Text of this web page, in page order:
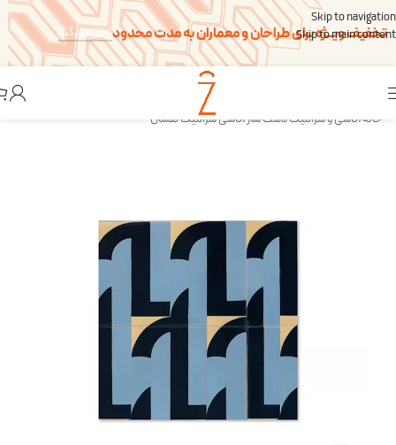
Skip to navigation
Skip to main content
تخفیف ویــژه برای طراحان و معماران به مدت محدودتخفیف بگیر!
خانه/کاشی و سرامیک دست ساز/کاشی سرامیک نقشان